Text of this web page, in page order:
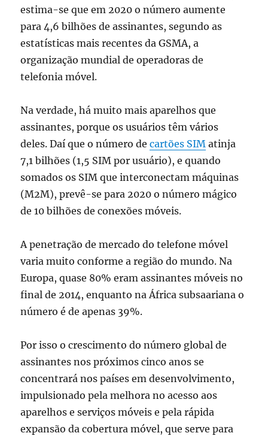
estima-se que em 2020 o número aumente
para 4,6 bilhões de assinantes, segundo as
estatísticas mais recentes da GSMA, a
organização mundial de operadoras de
telefonia móvel.
Na verdade, há muito mais aparelhos que
assinantes, porque os usuários têm vários
deles. Daí que o número decartões SIM atinja
7,1 bilhões (1,5 SIM por usuário), e quando
somados os SIM que interconectam máquinas
(M2M), prevê-se para 2020 o número mágico
de 10 bilhões de conexões móveis.
A penetração de mercado do telefone móvel
varia muito conforme a região do mundo. Na
Europa, quase 80% eram assinantes móveis no
final de 2014, enquanto na África subsaariana o
número é de apenas 39%.
Por isso o crescimento do número global de
assinantes nos próximos cinco anos se
concentrará nos países em desenvolvimento,
impulsionado pela melhora no acesso aos
aparelhos e serviços móveis e pela rápida
expansão da cobertura móvel, que serve para